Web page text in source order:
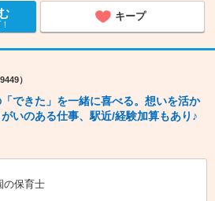
キープ
）
できた」を一緒に喜べる。想いを活か
いのある仕事、駅近/経験加算もあり♪
の保育士